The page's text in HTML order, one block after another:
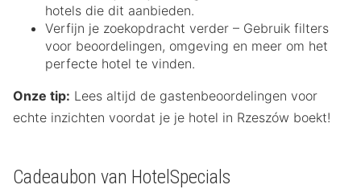
hotels die dit aanbieden.
Verfijn je zoekopdracht verder – Gebruik filters
voor beoordelingen, omgeving en meer om het
perfecte hotel te vinden.
Onze tip: Lees altijd de gastenbeoordelingen voor
echte inzichten voordat je je hotel in Rzeszów boekt!
Cadeaubon van HotelSpecials